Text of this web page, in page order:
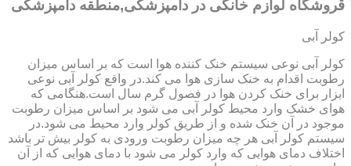
قروشگاه لوازم خانگی در دامپزشکی,منطقه دامپزشکی
کولر آبی
کولر آبی نوعی سیستم خنک کننده هوا است که بر اساس میزان
رطوبت اقدام به خنک سازی هوا می کند.در واقع کولر آبی نوعی
ابزار برای خنک کردن هوا در فصول گرم سال است.هنگامی که
هوای خشک وارد محیط کولر آبی می شود بر اساس میزان رطوبت
موجود در آن خنک شده و از طریق کولر وارد محیط می شود.در
سیستم کولر آبی هر چه میزان رطوبت ورودی به کولر بیش تر باشد
اختلاف دمای هوایی که وارد کولر می شود با دمای هوایی که از آن